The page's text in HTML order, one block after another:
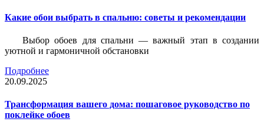
Какие обои выбрать в спальню: советы и рекомендации
Выбор обоев для спальни — важный этап в создании
уютной и гармоничной обстановки
Подробнее
20.09.2025
Трансформация вашего дома: пошаговое руководство по
поклейке обоев